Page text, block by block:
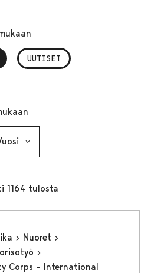
UUTISET
1164 tulosta
Nuoret
Corps – International